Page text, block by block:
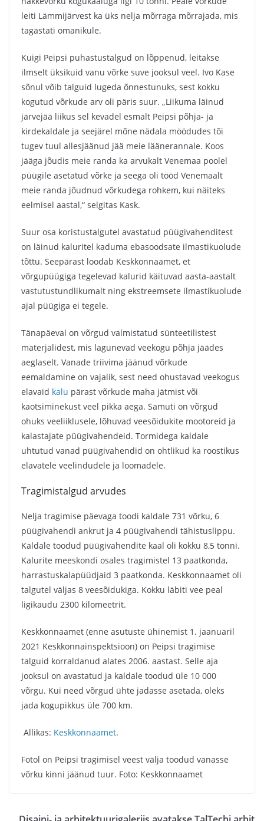
leiti Lämmijärvest ka üks nelja mõrraga mõrrajada, mis
tagastati omanikule.
Kuigi Peipsi puhastustalgud on lõppenud, leitakse
ilmselt üksikuid vanu võrke suve jooksul veel. Ivo Kase
sõnul võib talguid lugeda õnnestunuks, sest kokku
kogutud võrkude arv oli päris suur. „Liikuma läinud
järvejää liikus sel kevadel esmalt Peipsi põhja- ja
kirdekaldale ja seejärel mõne nädala möödudes tõi
tugev tuul allesjäänud jää meie läänerannale. Koos
jääga jõudis meie randa ka arvukalt Venemaa poolel
püügile asetatud võrke ja seega oli tööd Venemaalt
meie randa jõudnud võrkudega rohkem, kui näiteks
eelmisel aastal,“ selgitas Kask.
Suur osa koristustalgutel avastatud püügivahenditest
on läinud kaluritel kaduma ebasoodsate ilmastikuolude
tõttu. Seepärast loodab Keskkonnaamet, et
võrgupüügiga tegelevad kalurid käituvad aasta-aastalt
vastutustundlikumalt ning ekstreemsete ilmastikuolude
ajal püügiga ei tegele.
Tänapäeval on võrgud valmistatud sünteetilistest
materjalidest, mis lagunevad veekogu põhja jäädes
aeglaselt. Vanade triivima jäänud võrkude
eemaldamine on vajalik, sest need ohustavad veekogus
elavaid kalu pärast võrkude maha jätmist või
kaotsiminekust veel pikka aega. Samuti on võrgud
ohuks veeliiklusele, lõhuvad veesõidukite mootoreid ja
kalastajate püügivahendeid. Tormidega kaldale
uhtutud vanad püügivahendid on ohtlikud ka roostikus
elavatele veelindudele ja loomadele.
Tragimistalgud arvudes
Nelja tragimise päevaga toodi kaldale 731 võrku, 6
püügivahendi ankrut ja 4 püügivahendi tähistuslippu.
Kaldale toodud püügivahendite kaal oli kokku 8,5 tonni.
Kalurite meeskondi osales tragimistel 13 paatkonda,
harrastuskalapüüdjaid 3 paatkonda. Keskkonnaamet oli
talgutel väljas 8 veesõidukiga. Kokku läbiti vee peal
ligikaudu 2300 kilomeetrit.
Keskkonnaamet (enne asutuste ühinemist 1. jaanuaril
2021 Keskkonnainspektsioon) on Peipsi tragimise
talguid korraldanud alates 2006. aastast. Selle aja
jooksul on avastatud ja kaldale toodud üle 10 000
võrgu. Kui need võrgud ühte jadasse asetada, oleks
jada kogupikkus üle 700 km.
Allikas: Keskkonnaamet.
Fotol on Peipsi tragimisel veest välja toodud vanasse
võrku kinni jäänud tuur. Foto: Keskkonnaamet